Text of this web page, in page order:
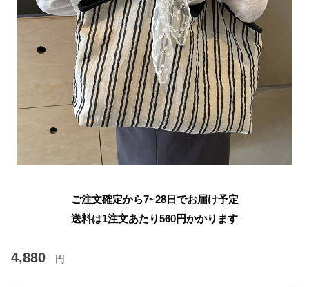
ご注文確定から7~28日でお届け予定
送料は1注文あたり560円かかります
4,880 円